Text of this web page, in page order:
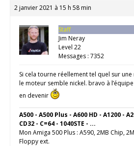
2 janvier 2021 à 15 h 58 min
Staff
Jim Neray
Level 22
Messages : 7352
Si cela tourne réellement tel quel sur
le moteur semble nickel. bravo à
en devenir
A500 - A500 Plus - A600 HD - A1200 -
CD32 - C=64 - 1040STE - ...
Mon Amiga 500 Plus : A590, 2MB Chip,
Floppy ext.